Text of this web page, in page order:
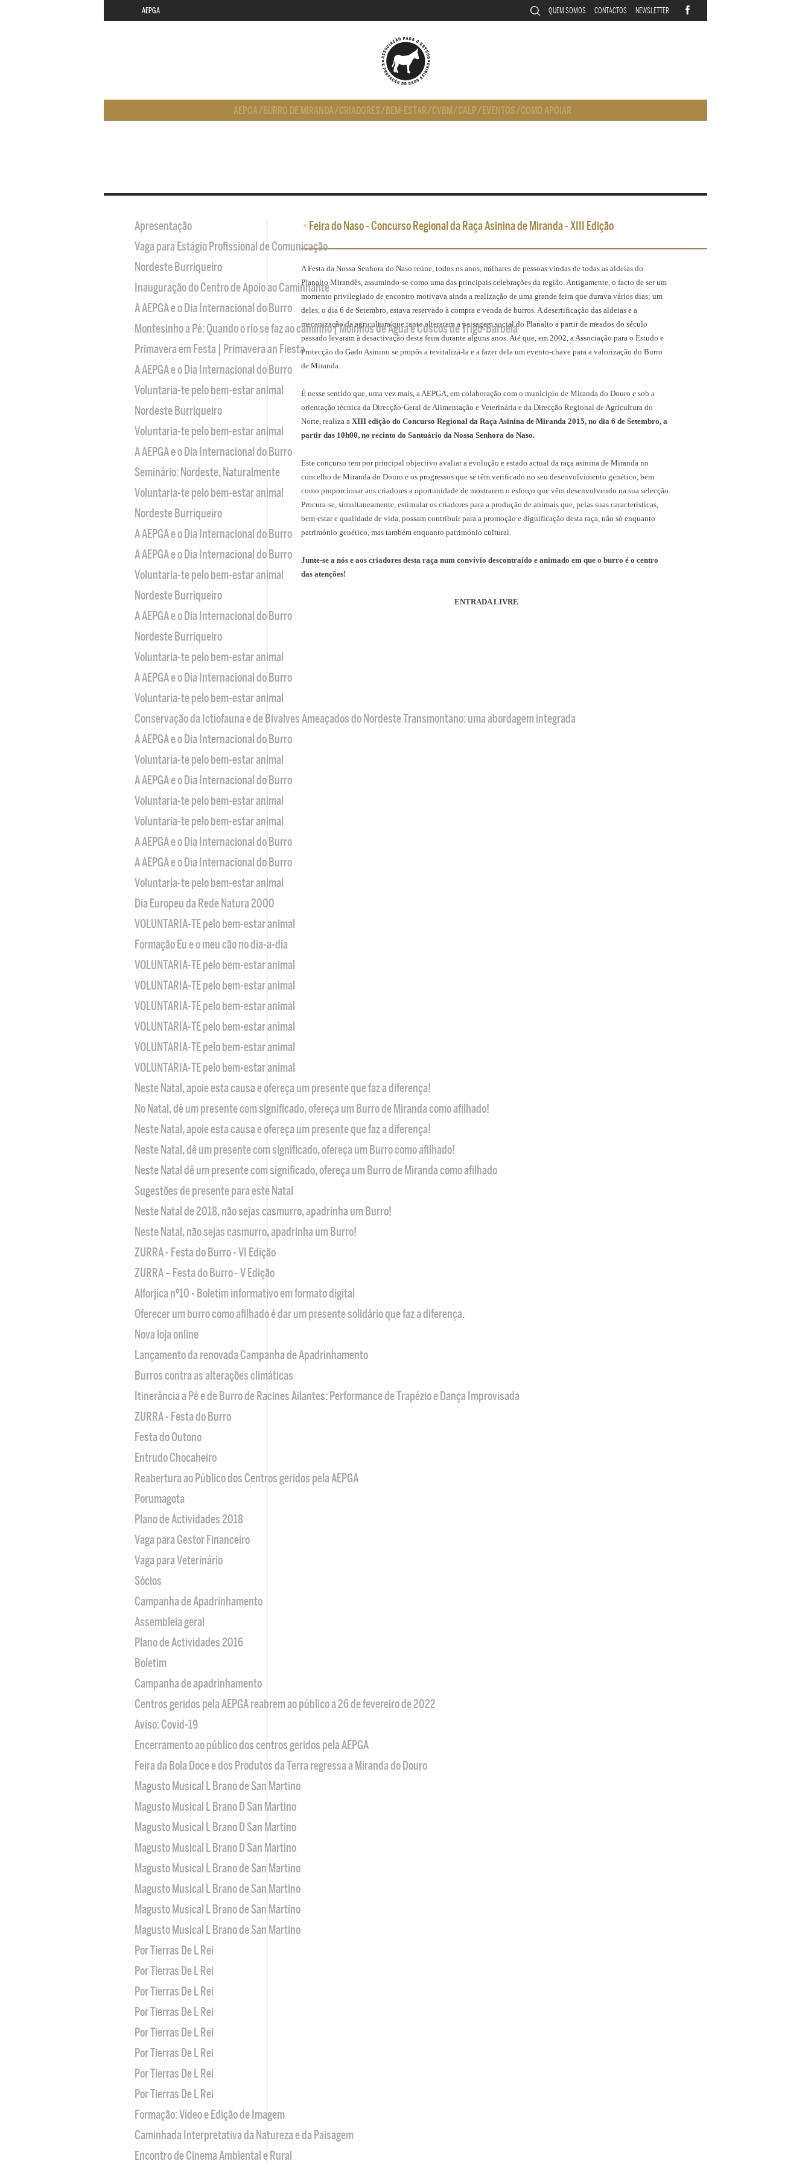
AEPGA QUEM SOMOS CONTACTOS NEWSLETTER
AEPGA/ BURRO DE MIRANDA/CRIADORES/ BEM-ESTAR/CVBM/CALP/ EVENTOS/COMO APOIAR
• Feira do Naso - Concurso Regional da Raça Asinina de Miranda - XIII Edição
A Festa da Nossa Senhora do Naso reúne, todos os anos, milhares de pessoas vindas de todas as aldeias do
Planalto Mirandês, assumindo-se como uma das principais celebrações da região. Antigamente, o facto de ser um
momento privilegiado de encontro motivava ainda a realização de uma grande feira que durava vários dias; um
deles, o dia 6 de Setembro, estava reservado à compra e venda de burros. A desertificação das aldeias e a
mecanização da agricultura que tanto alteraram a paisagem social do Planalto a partir de meados do século
passado levaram à desactivação desta feira durante alguns anos. Até que, em 2002, a Associação para o Estudo e
Protecção do Gado Asinino se propôs a revitalizá-la e a fazer dela um evento-chave para a valorização do Burro
de Miranda.
É nesse sentido que, uma vez mais, a AEPGA, em colaboração com o município de Miranda do Douro e sob a
orientação técnica da Direcção-Geral de Alimentação e Veterinária e da Direcção Regional de Agricultura do
Norte, realiza a XIII edição do Concurso Regional da Raça Asinina de Miranda 2015, no dia 6 de Setembro, a
partir das 10h00, no recinto do Santuário da Nossa Senhora do Naso.
Este concurso tem por principal objectivo avaliar a evolução e estado actual da raça asinina de Miranda no
concelho de Miranda do Douro e os progressos que se têm verificado no seu desenvolvimento genético, bem
como proporcionar aos criadores a oportunidade de mostrarem o esforço que vêm desenvolvendo na sua selecção.
Procura-se, simultaneamente, estimular os criadores para a produção de animais que, pelas suas características,
bem-estar e qualidade de vida, possam contribuir para a promoção e dignificação desta raça, não só enquanto
património genético, mas também enquanto património cultural.
Junte-se a nós e aos criadores desta raça num convívio descontraído e animado em que o burro é o centro
das atenções!
ENTRADA LIVRE
Apresentação
Vaga para Estágio Profissional de Comunicação
Nordeste Burriqueiro
Inauguração do Centro de Apoio ao Caminhante
A AEPGA e o Dia Internacional do Burro
Montesinho a Pé: Quando o rio se faz ao caminho | Moinhos de Água e Cuscos de Trigo-Barbela
Primavera em Festa | Primavera an Fiesta
A AEPGA e o Dia Internacional do Burro
Voluntaria-te pelo bem-estar animal
Nordeste Burriqueiro
Voluntaria-te pelo bem-estar animal
A AEPGA e o Dia Internacional do Burro
Seminário: Nordeste, Naturalmente
Voluntaria-te pelo bem-estar animal
Nordeste Burriqueiro
A AEPGA e o Dia Internacional do Burro
A AEPGA e o Dia Internacional do Burro
Voluntaria-te pelo bem-estar animal
Nordeste Burriqueiro
A AEPGA e o Dia Internacional do Burro
Nordeste Burriqueiro
Voluntaria-te pelo bem-estar animal
A AEPGA e o Dia Internacional do Burro
Voluntaria-te pelo bem-estar animal
Conservação da Ictiofauna e de Bivalves Ameaçados do Nordeste Transmontano: uma abordagem integrada
A AEPGA e o Dia Internacional do Burro
Voluntaria-te pelo bem-estar animal
A AEPGA e o Dia Internacional do Burro
Voluntaria-te pelo bem-estar animal
Voluntaria-te pelo bem-estar animal
A AEPGA e o Dia Internacional do Burro
A AEPGA e o Dia Internacional do Burro
Voluntaria-te pelo bem-estar animal
Dia Europeu da Rede Natura 2000
VOLUNTARIA-TE pelo bem-estar animal
Formação Eu e o meu cão no dia-a-dia
VOLUNTARIA-TE pelo bem-estar animal
VOLUNTARIA-TE pelo bem-estar animal
VOLUNTARIA-TE pelo bem-estar animal
VOLUNTARIA-TE pelo bem-estar animal
VOLUNTARIA-TE pelo bem-estar animal
VOLUNTARIA-TE pelo bem-estar animal
Neste Natal, apoie esta causa e ofereça um presente que faz a diferença!
No Natal, dê um presente com significado, ofereça um Burro de Miranda como afilhado!
Neste Natal, apoie esta causa e ofereça um presente que faz a diferença!
Neste Natal, dê um presente com significado, ofereça um Burro como afilhado!
Neste Natal dê um presente com significado, ofereça um Burro de Miranda como afilhado
Sugestões de presente para este Natal
Neste Natal de 2018, não sejas casmurro, apadrinha um Burro!
Neste Natal, não sejas casmurro, apadrinha um Burro!
ZURRA - Festa do Burro - VI Edição
ZURRA – Festa do Burro - V Edição
Alforjica nº10 - Boletim informativo em formato digital
Oferecer um burro como afilhado é dar um presente solidário que faz a diferença.
Nova loja online
Lançamento da renovada Campanha de Apadrinhamento
Burros contra as alterações climáticas
Itinerância a Pé e de Burro de Racines Ailantes: Performance de Trapézio e Dança Improvisada
ZURRA - Festa do Burro
Festa do Outono
Entrudo Chocaheiro
Reabertura ao Público dos Centros geridos pela AEPGA
Porumagota
Plano de Actividades 2018
Vaga para Gestor Financeiro
Vaga para Veterinário
Sócios
Campanha de Apadrinhamento
Assembleia geral
Plano de Actividades 2016
Boletim
Campanha de apadrinhamento
Centros geridos pela AEPGA reabrem ao público a 26 de fevereiro de 2022
Aviso: Covid-19
Encerramento ao público dos centros geridos pela AEPGA
Feira da Bola Doce e dos Produtos da Terra regressa a Miranda do Douro
Magusto Musical L Brano de San Martino
Magusto Musical L Brano D San Martino
Magusto Musical L Brano D San Martino
Magusto Musical L Brano D San Martino
Magusto Musical L Brano de San Martino
Magusto Musical L Brano de San Martino
Magusto Musical L Brano de San Martino
Magusto Musical L Brano de San Martino
Por Tierras De L Rei
Por Tierras De L Rei
Por Tierras De L Rei
Por Tierras De L Rei
Por Tierras De L Rei
Por Tierras De L Rei
Por Tierras De L Rei
Por Tierras De L Rei
Formação: Vídeo e Edição de Imagem
Caminhada Interpretativa da Natureza e da Paisagem
Encontro de Cinema Ambiental e Rural